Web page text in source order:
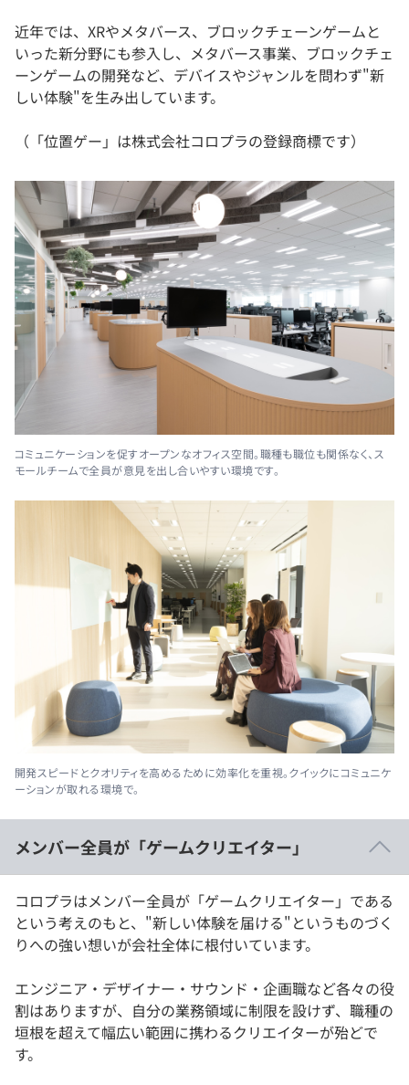
近年では、XRやメタバース、ブロックチェーンゲームと
いった新分野にも参入し、メタバース事業、ブロックチェ
ーンゲームの開発など、デバイスやジャンルを問わず"新
しい体験"を生み出しています。
（「位置ゲー」は株式会社コロプラの登録商標です）
コミュニケーションを促すオープンなオフィス空間。職種も職位も関係なく、ス
モールチームで全員が意見を出し合いやすい環境です。
開発スピードとクオリティを高めるために効率化を重視。クイックにコミュニケ
ーションが取れる環境で。
メンバー全員が「ゲームクリエイター」
コロプラはメンバー全員が「ゲームクリエイター」である
という考えのもと、"新しい体験を届ける"というものづく
りへの強い想いが会社全体に根付いています。
エンジニア・デザイナー・サウンド・企画職など各々の役
割はありますが、自分の業務領域に制限を設けず、職種の
垣根を超えて幅広い範囲に携わるクリエイターが殆どで
す。